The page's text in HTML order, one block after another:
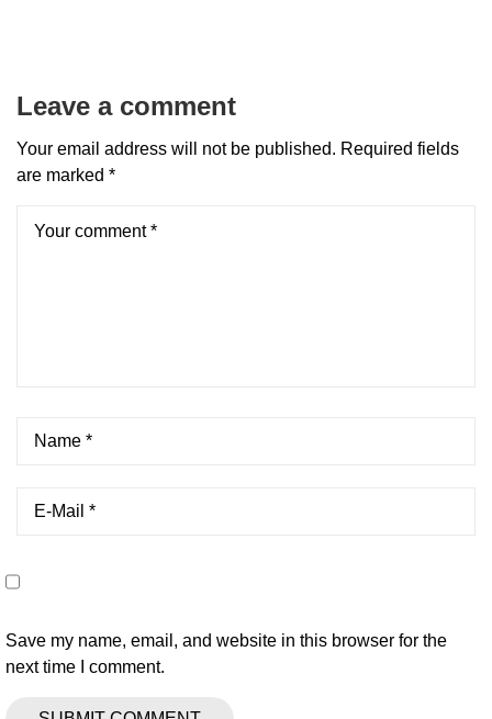
Leave a comment
Your email address will not be published. Required fields
are marked *
Save my name, email, and website in this browser for the
next time I comment.